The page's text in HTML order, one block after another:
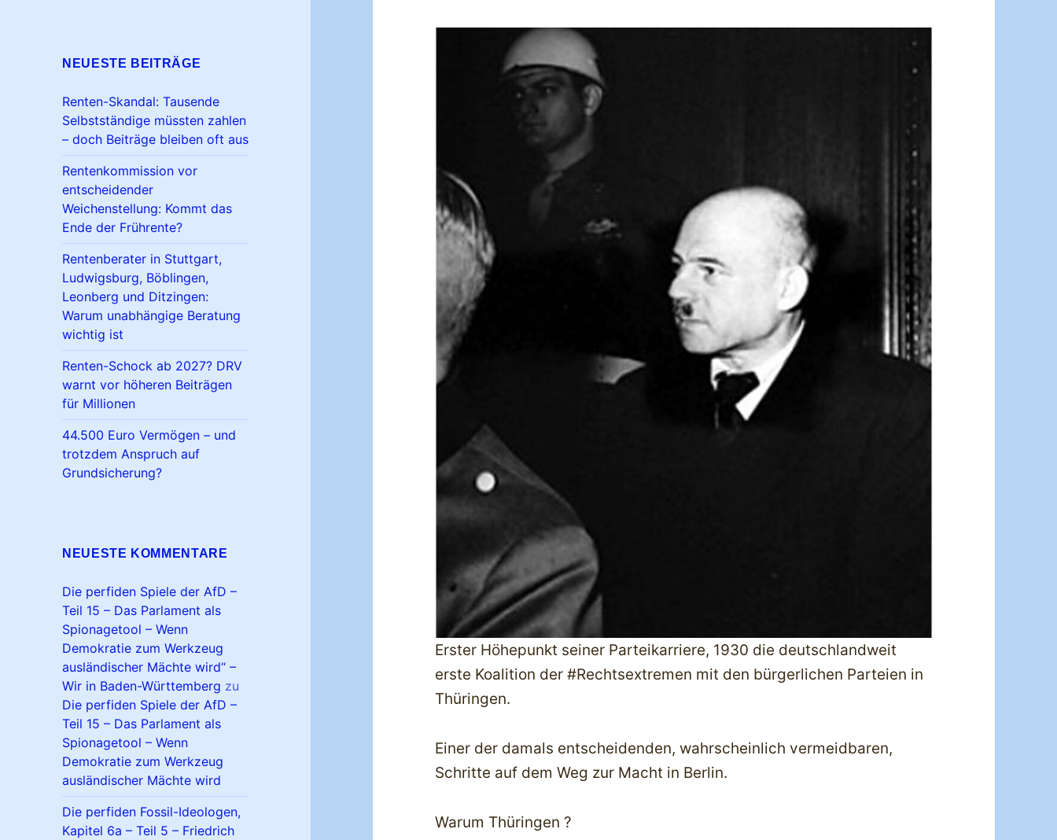
NEUESTE BEITRÄGE
Renten-Skandal: Tausende
Selbstständige müssten zahlen
– doch Beiträge bleiben oft aus
Rentenkommission vor
entscheidender
Weichenstellung: Kommt das
Ende der Frührente?
Rentenberater in Stuttgart,
Ludwigsburg, Böblingen,
Leonberg und Ditzingen:
Warum unabhängige Beratung
wichtig ist
Renten-Schock ab 2027? DRV
warnt vor höheren Beiträgen
für Millionen
44.500 Euro Vermögen – und
trotzdem Anspruch auf
Grundsicherung?
NEUESTE KOMMENTARE
Die perfiden Spiele der AfD –
Teil 15 – Das Parlament als
Spionagetool – Wenn
Demokratie zum Werkzeug
ausländischer Mächte wird“ –
Wir in Baden-Württemberg zu
Die perfiden Spiele der AfD –
Teil 15 – Das Parlament als
Spionagetool – Wenn
Demokratie zum Werkzeug
ausländischer Mächte wird
Die perfiden Fossil-Ideologen,
Kapitel 6a – Teil 5 – Friedrich
Erster Höhepunkt seiner Parteikarriere, 1930 die deutschlandweit
erste Koalition der #Rechtsextremen mit den bürgerlichen Parteien in
Thüringen.
Einer der damals entscheidenden, wahrscheinlich vermeidbaren,
Schritte auf dem Weg zur Macht in Berlin.
Warum Thüringen ?